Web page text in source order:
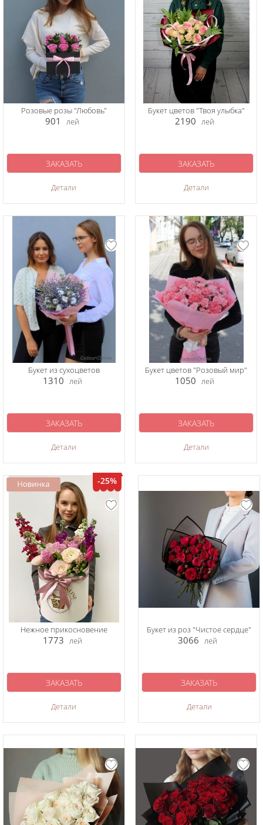
Розовые розы "Любовь"
901 лей
Детали
ЗАКАЗАТЬ
Букет цветов "Твоя улыбка"
2190 лей
Детали
ЗАКАЗАТЬ
Букет из сухоцветов
1310 лей
Детали
ЗАКАЗАТЬ
Букет цветов "Розовый мир"
1050 лей
Детали
ЗАКАЗАТЬ
-25%
Нежное прикосновение
1773 лей
Детали
ЗАКАЗАТЬ
Букет из роз "Чистое сердце"
3066 лей
Детали
ЗАКАЗАТЬ